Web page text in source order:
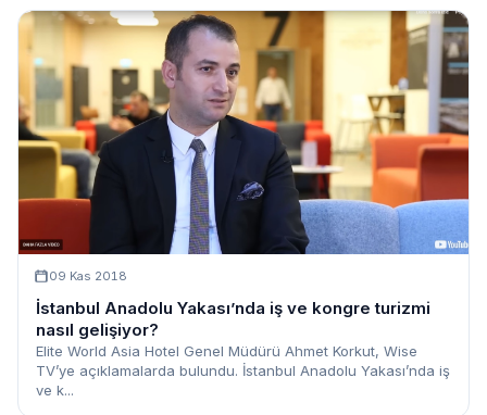
09 Kas 2018
İstanbul Anadolu Yakası’nda iş ve kongre turizmi
nasıl gelişiyor?
Elite World Asia Hotel Genel Müdürü Ahmet Korkut, Wise
TV’ye açıklamalarda bulundu. İstanbul Anadolu Yakası’nda iş
ve k...